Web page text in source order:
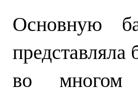
Основную
во многом